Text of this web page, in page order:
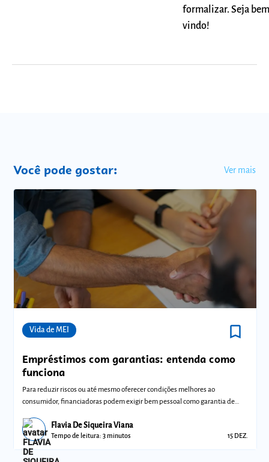
formalizar. Seja bem
vindo!
Você pode gostar: Ver mais
Vida de MEI bookmark_border
Empréstimos com garantias: entenda como
funciona
Para reduzir riscos ou até mesmo oferecer condições melhores ao
consumidor, financiadoras podem exigir bem pessoal como garantia de
Flavia De Siqueira Viana
Tempo de leitura: 3 minutos 15 DEZ.